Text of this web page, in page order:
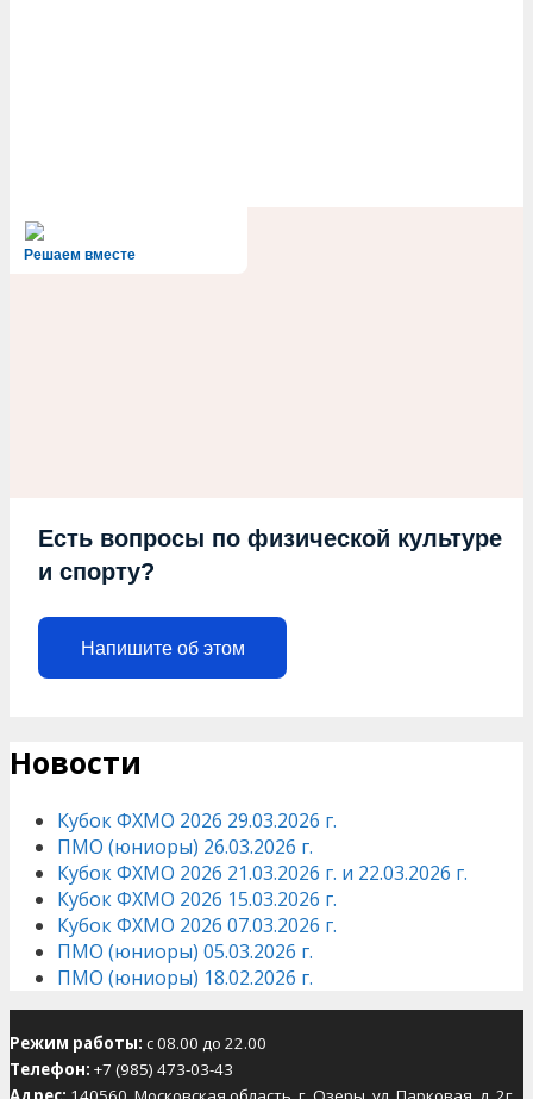
Решаем вместе
Есть вопросы по физической культуре
и спорту?
Напишите об этом
Новости
Кубок ФХМО 2026 29.03.2026 г.
ПМО (юниоры) 26.03.2026 г.
Кубок ФХМО 2026 21.03.2026 г. и 22.03.2026 г.
Кубок ФХМО 2026 15.03.2026 г.
Кубок ФХМО 2026 07.03.2026 г.
ПМО (юниоры) 05.03.2026 г.
ПМО (юниоры) 18.02.2026 г.
Режим работы: с 08.00 до 22.00
Телефон: +7 (985) 473-03-43